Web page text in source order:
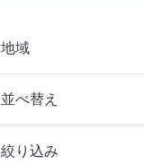
地域
並べ替え
絞り込み